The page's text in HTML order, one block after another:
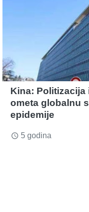
Kina:
ometa globalnu
epidemije
access_time 5 godina